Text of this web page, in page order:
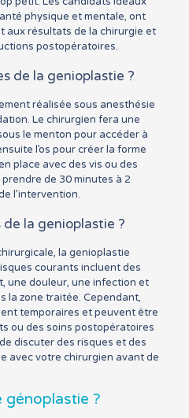
physique et mentale, ont
aux résultats de la chirurgie et
postopératoires.
de la genioplastie ?
réalisée sous anesthésie
Le chirurgien fera une
le menton pour accéder à
l’os pour créer la forme
place avec des vis ou des
de 30 minutes à 2
l’intervention.
de la genioplastie ?
la genioplastie
courants incluent des
une douleur, une infection et
la zone traitée. Cependant,
temporaires et peuvent être
ou des soins postopératoires
discuter des risques et des
avec votre chirurgien avant de
génoplastie ?